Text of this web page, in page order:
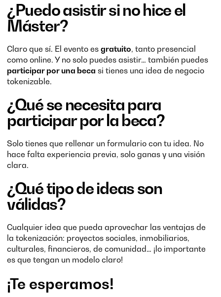
¿Puedo asistir si no hice el
Máster?
Claro que sí. El evento es gratuito, tanto presencial
como online. Y no solo puedes asistir… también puedes
participar por una beca si tienes una idea de negocio
tokenizable.
¿Qué se necesita para
participar por la beca?
Solo tienes que rellenar un formulario con tu idea. No
hace falta experiencia previa, solo ganas y una visión
clara.
¿Qué tipo de ideas son
válidas?
Cualquier idea que pueda aprovechar las ventajas de
la tokenización: proyectos sociales, inmobiliarios,
culturales, financieros, de comunidad… ¡lo importante
es que tengan un modelo claro!
¡Te esperamos!